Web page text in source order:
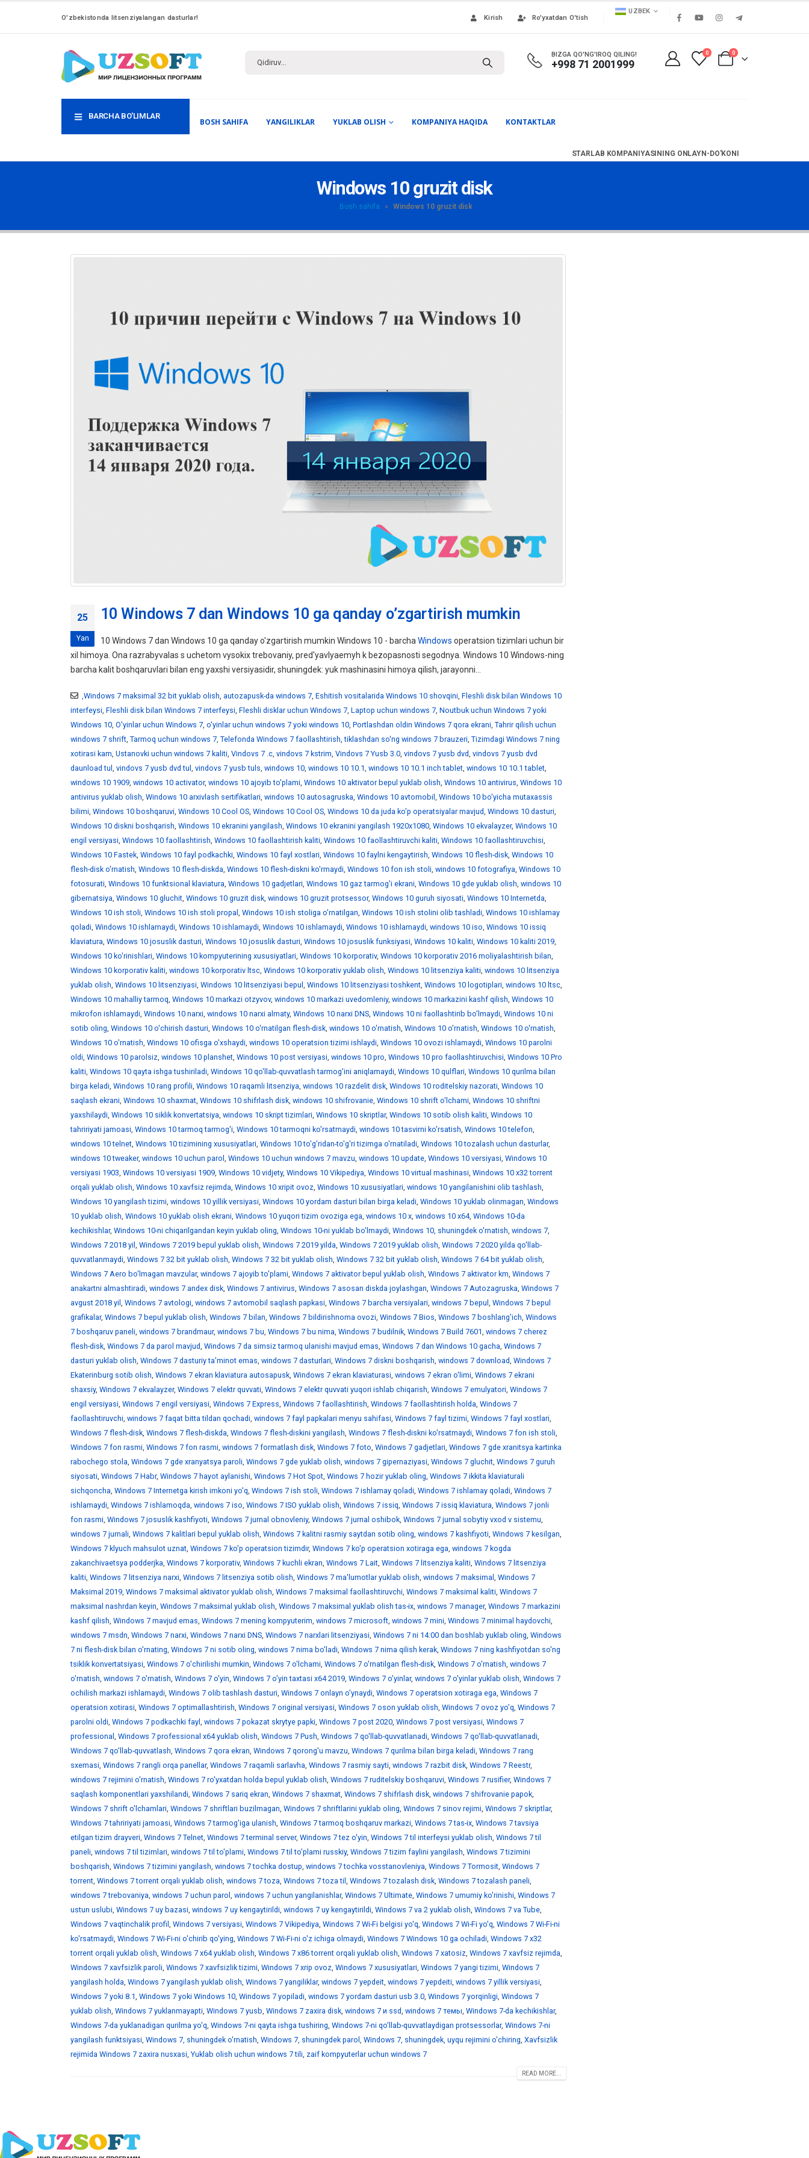
O'zbekistonda litsenziyalangan dasturlar! Kirish Ro'yxatdan O'tish
UZBEK
BIZGA QO'NG'IROQ QILING!
+998 71 2001999
0 0
BARCHA BO'LIMLAR
BOSH SAHIFA YANGILIKLAR YUKLAB OLISH KOMPANIYA HAQIDA KONTAKTLAR
STARLAB KOMPANIYASINING ONLAYN-DO'KONI
Windows 10 gruzit disk
Bosh sahifa » Windows 10 gruzit disk
25
Yan
10 Windows 7 dan Windows 10 ga qanday o’zgartirish mumkin
10 Windows 7 dan Windows 10 ga qanday o'zgartirish mumkin Windows 10 - barcha Windows operatsion tizimlari uchun bir
xil himoya. Ona razrabyvalas s uchetom vysokix trebovaniy, pred'yavlyaemyh k bezopasnosti segodnya. Windows 10 Windows-ning
barcha kalit boshqaruvlari bilan eng yaxshi versiyasidir, shuningdek: yuk mashinasini himoya qilish, jarayonni...
,Windows 7 maksimal 32 bit yuklab olish, autozapusk-da windows 7, Eshitish vositalarida Windows 10 shovqini, Fleshli disk bilan Windows 10
interfeysi, Fleshli disk bilan Windows 7 interfeysi, Fleshli disklar uchun Windows 7, Laptop uchun windows 7, Noutbuk uchun Windows 7 yoki
Windows 10, O'yinlar uchun Windows 7, o'yinlar uchun windows 7 yoki windows 10, Portlashdan oldin Windows 7 qora ekrani, Tahrir qilish uchun
windows 7 shrift, Tarmoq uchun windows 7, Telefonda Windows 7 faollashtirish,tiklashdan so'ng windows 7 brauzeri, Tizimdagi Windows 7 ning
xotirasi kam, Ustanovki uchun windows 7 kaliti, Vindovs 7 .c, vindovs 7 kstrim, Vindovs 7 Yusb 3.0, vindovs 7 yusb dvd, vindovs 7 yusb dvd
daunload tul , vindovs 7 yusb dvd tul , vindovs 7 yusb tuls, windows 10, windows 10 10.1, windows 10 10.1 inch tablet, windows 10 10.1 tablet,
windows 10 1909, windows 10 activator, windows 10 ajoyib to'plami, Windows 10 aktivator bepul yuklab olish, Windows 10 antivirus, Windows 10
antivirus yuklab olish, Windows 10 arxivlash sertifikatlari, windows 10 autosagruska, Windows 10 avtomobil , Windows 10 bo'yicha mutaxassis
bilimi, Windows 10 boshqaruvi, Windows 10 Cool OS, Windows 10 Cool OS, Windows 10 da juda ko'p operatsiyalar mavjud, Windows 10 dasturi,
Windows 10 diskni boshqarish, Windows 10 ekranini yangilash, Windows 10 ekranini yangilash 1920x1080, Windows 10 ekvalayzer, Windows 10
engil versiyasi, Windows 10 faollashtirish, Windows 10 faollashtirish kaliti, Windows 10 faollashtiruvchi kaliti, Windows 10 faollashtiruvchisi,
Windows 10 Fastek, Windows 10 fayl podkachki, Windows 10 fayl xostlari, Windows 10 faylni kengaytirish, Windows 10 flesh-disk, Windows 10
flesh-disk o'rnatish, Windows 10 flesh-diskda, Windows 10 flesh-diskni ko'rmaydi, Windows 10 fon ish stoli, windows 10 fotografiya, Windows 10
fotosurati, Windows 10 funktsional klaviatura, Windows 10 gadjetlari, Windows 10 gaz tarmog'i ekrani, Windows 10 gde yuklab olish, windows 10
gibernatsiya, Windows 10 gluchit, Windows 10 gruzit disk, windows 10 gruzit protsessor, Windows 10 guruh siyosati, Windows 10 Internetda,
Windows 10 ish stoli, Windows 10 ish stoli propal , Windows 10 ish stoliga o'rnatilgan, Windows 10 ish stolini olib tashladi, Windows 10 ishlamay
qoladi, Windows 10 ishlamaydi, Windows 10 ishlamaydi, Windows 10 ishlamaydi, Windows 10 ishlamaydi, windows 10 iso, Windows 10 issiq
klaviatura, Windows 10 josuslik dasturi, Windows 10 josuslik dasturi, Windows 10 josuslik funksiyasi, Windows 10 kaliti, Windows 10 kaliti 2019,
Windows 10 ko'rinishlari, Windows 10 kompyuterining xususiyatlari, Windows 10 korporativ, Windows 10 korporativ 2016 moliyalashtirish bilan,
Windows 10 korporativ kaliti, windows 10 korporativ ltsc, Windows 10 korporativ yuklab olish, Windows 10 litsenziya kaliti, windows 10 litsenziya
yuklab olish, Windows 10 litsenziyasi, Windows 10 litsenziyasi bepul , Windows 10 litsenziyasi toshkent, Windows 10 logotiplari, windows 10 ltsc,
Windows 10 mahalliy tarmoq, Windows 10 markazi otzyvov, windows 10 markazi uvedomleniy, windows 10 markazini kashf qilish, Windows 10
mikrofon ishlamaydi, Windows 10 narxi, windows 10 narxi almaty, Windows 10 narxi DNS, Windows 10 ni faollashtirib bo'lmaydi, Windows 10 ni
sotib oling, Windows 10 o'chirish dasturi, Windows 10 o'rnatilgan flesh-disk, windows 10 o'rnatish, Windows 10 o'rnatish, Windows 10 o'rnatish,
Windows 10 o'rnatish, Windows 10 ofisga o'xshaydi, windows 10 operatsion tizimi ishlaydi, Windows 10 ovozi ishlamaydi, Windows 10 parolni
oldi, Windows 10 parolsiz, windows 10 planshet, Windows 10 post versiyasi, windows 10 pro, Windows 10 pro faollashtiruvchisi, Windows 10 Pro
kaliti, Windows 10 qayta ishga tushiriladi, Windows 10 qo'llab-quvvatlash tarmog'ini aniqlamaydi, Windows 10 qulflari, Windows 10 qurilma bilan
birga keladi, Windows 10 rang profili, Windows 10 raqamli litsenziya, windows 10 razdelit disk, Windows 10 roditelskiy nazorati, Windows 10
saqlash ekrani, Windows 10 shaxmat, Windows 10 shifrlash disk, windows 10 shifrovanie, Windows 10 shrift o'lchami, Windows 10 shriftni
yaxshilaydi, Windows 10 siklik konvertatsiya, windows 10 skript tizimlari, Windows 10 skriptlar, Windows 10 sotib olish kaliti, Windows 10
tahririyati jamoasi, Windows 10 tarmoq tarmog'i, Windows 10 tarmoqni ko'rsatmaydi, windows 10 tasvirni ko'rsatish, Windows 10 telefon,
windows 10 telnet, Windows 10 tizimining xususiyatlari, Windows 10 to'g'ridan-to'g'ri tizimga o'rnatiladi, Windows 10 tozalash uchun dasturlar,
windows 10 tweaker, windows 10 uchun parol , Windows 10 uchun windows 7 mavzu, windows 10 update, Windows 10 versiyasi, Windows 10
versiyasi 1903, Windows 10 versiyasi 1909, Windows 10 vidjety, Windows 10 Vikipediya, Windows 10 virtual mashinasi, Windows 10 x32 torrent
orqali yuklab olish, Windows 10 xavfsiz rejimda, Windows 10 xripit ovoz, Windows 10 xususiyatlari, windows 10 yangilanishini olib tashlash,
Windows 10 yangilash tizimi, windows 10 yillik versiyasi, Windows 10 yordam dasturi bilan birga keladi, Windows 10 yuklab olinmagan, Windows
10 yuklab olish, Windows 10 yuklab olish ekrani, Windows 10 yuqori tizim ovoziga ega, windows 10 х, windows 10 х64, Windows 10-da
kechikishlar, Windows 10-ni chiqarilgandan keyin yuklab oling, Windows 10-ni yuklab bo'lmaydi, Windows 10, shuningdek o'rnatish, windows 7,
Windows 7 2018 yil , Windows 7 2019 bepul yuklab olish, Windows 7 2019 yilda, Windows 7 2019 yuklab olish, Windows 7 2020 yilda qo'llab-
quvvatlanmaydi, Windows 7 32 bit yuklab olish, Windows 7 32 bit yuklab olish, Windows 7 32 bit yuklab olish, Windows 7 64 bit yuklab olish,
Windows 7 Aero bo'lmagan mavzular, windows 7 ajoyib to'plami, Windows 7 aktivator bepul yuklab olish, Windows 7 aktivator km, Windows 7
anakartni almashtiradi, windows 7 andex disk, Windows 7 antivirus, Windows 7 asosan diskda joylashgan, Windows 7 Autozagruska, Windows 7
avgust 2018 yil , Windows 7 avtologi, windows 7 avtomobil saqlash papkasi, Windows 7 barcha versiyalari, windows 7 bepul , Windows 7 bepul
grafikalar, Windows 7 bepul yuklab olish, Windows 7 bilan, Windows 7 bildirishnoma ovozi, Windows 7 Bios, Windows 7 boshlang'ich, Windows
7 boshqaruv paneli, windows 7 brandmaur, windows 7 bu, Windows 7 bu nima, Windows 7 budilnik, Windows 7 Build 7601, windows 7 cherez
flesh-disk, Windows 7 da parol mavjud, Windows 7 da simsiz tarmoq ulanishi mavjud emas, Windows 7 dan Windows 10 gacha, Windows 7
dasturi yuklab olish, Windows 7 dasturiy ta'minot emas, windows 7 dasturlari, Windows 7 diskni boshqarish, windows 7 download, Windows 7
Ekaterinburg sotib olish, Windows 7 ekran klaviatura autosapusk, Windows 7 ekran klaviaturasi, windows 7 ekran o'limi, Windows 7 ekrani
shaxsiy, Windows 7 ekvalayzer, Windows 7 elektr quvvati, Windows 7 elektr quvvati yuqori ishlab chiqarish, Windows 7 emulyatori, Windows 7
engil versiyasi, Windows 7 engil versiyasi, Windows 7 Express, Windows 7 faollashtirish, Windows 7 faollashtirish holda, Windows 7
faollashtiruvchi, windows 7 faqat bitta tildan qochadi, windows 7 fayl papkalari menyu sahifasi, Windows 7 fayl tizimi, Windows 7 fayl xostlari,
Windows 7 flesh-disk, Windows 7 flesh-diskda, Windows 7 flesh-diskini yangilash, Windows 7 flesh-diskni ko'rsatmaydi, Windows 7 fon ish stoli,
Windows 7 fon rasmi, Windows 7 fon rasmi, windows 7 formatlash disk, Windows 7 foto, Windows 7 gadjetlari, Windows 7 gde xranitsya kartinka
rabochego stola, Windows 7 gde xranyatsya paroli, Windows 7 gde yuklab olish, windows 7 gipernaziyasi, Windows 7 gluchit, Windows 7 guruh
siyosati, Windows 7 Habr, Windows 7 hayot aylanishi, Windows 7 Hot Spot, Windows 7 hozir yuklab oling, Windows 7 ikkita klaviaturali
sichqoncha, Windows 7 Internetga kirish imkoni yo'q, Windows 7 ish stoli, Windows 7 ishlamay qoladi, Windows 7 ishlamay qoladi, Windows 7
ishlamaydi, Windows 7 ishlamoqda, windows 7 iso, Windows 7 ISO yuklab olish, Windows 7 issiq, Windows 7 issiq klaviatura, Windows 7 jonli
fon rasmi, Windows 7 josuslik kashfiyoti, Windows 7 jurnal obnovleniy, Windows 7 jurnal oshibok, Windows 7 jurnal sobytiy vxod v sistemu,
windows 7 jurnali, Windows 7 kalitlari bepul yuklab olish, Windows 7 kalitni rasmiy saytdan sotib oling, windows 7 kashfiyoti, Windows 7 kesilgan,
Windows 7 klyuch mahsulot uznat, Windows 7 ko'p operatsion tizimdir, Windows 7 ko'p operatsion xotiraga ega, windows 7 kogda
zakanchivaetsya podderjka, Windows 7 korporativ, Windows 7 kuchli ekran, Windows 7 Lait, Windows 7 litsenziya kaliti, Windows 7 litsenziya
kaliti, Windows 7 litsenziya narxi, Windows 7 litsenziya sotib olish, Windows 7 ma'lumotlar yuklab olish, windows 7 maksimal , Windows 7
Maksimal 2019, Windows 7 maksimal aktivator yuklab olish, Windows 7 maksimal faollashtiruvchi, Windows 7 maksimal kaliti, Windows 7
maksimal nashrdan keyin, Windows 7 maksimal yuklab olish, Windows 7 maksimal yuklab olish tas-ix, windows 7 manager, Windows 7 markazini
kashf qilish, Windows 7 mavjud emas, Windows 7 mening kompyuterim, windows 7 microsoft, windows 7 mini, Windows 7 minimal haydovchi,
windows 7 msdn, Windows 7 narxi, Windows 7 narxi DNS, Windows 7 narxlari litsenziyasi, Windows 7 ni 14:00 dan boshlab yuklab oling, Windows
7 ni flesh-disk bilan o'rnating, Windows 7 ni sotib oling, windows 7 nima bo'ladi, Windows 7 nima qilish kerak, Windows 7 ning kashfiyotdan so'ng
tsiklik konvertatsiyasi, Windows 7 o'chirilishi mumkin, Windows 7 o'lchami, Windows 7 o'rnatilgan flesh-disk, Windows 7 o'rnatish, windows 7
o'rnatish, windows 7 o'rnatish, Windows 7 o'yin, Windows 7 o'yin taxtasi x64 2019, Windows 7 o'yinlar, windows 7 o'yinlar yuklab olish, Windows 7
ochilish markazi ishlamaydi, Windows 7 olib tashlash dasturi, Windows 7 onlayn o'ynaydi, Windows 7 operatsion xotiraga ega, Windows 7
operatsion xotirasi, Windows 7 optimallashtirish, Windows 7 original versiyasi, Windows 7 oson yuklab olish, Windows 7 ovoz yo'q, Windows 7
parolni oldi, Windows 7 podkachki fayl , windows 7 pokazat skrytye papki, Windows 7 post 2020, Windows 7 post versiyasi, Windows 7
professional , Windows 7 professional x64 yuklab olish, Windows 7 Push, Windows 7 qo'llab-quvvatlanadi, Windows 7 qo'llab-quvvatlanadi,
Windows 7 qo'llab-quvvatlash, Windows 7 qora ekran, Windows 7 qorong'u mavzu, Windows 7 qurilma bilan birga keladi, Windows 7 rang
sxemasi, Windows 7 rangli orqa panellar, Windows 7 raqamli sarlavha, Windows 7 rasmiy sayti, windows 7 razbit disk, Windows 7 Reestr,
windows 7 rejimini o'rnatish, Windows 7 ro'yxatdan holda bepul yuklab olish, Windows 7 ruditelskiy boshqaruvi, Windows 7 rusifier, Windows 7
saqlash komponentlari yaxshilandi, Windows 7 sariq ekran, Windows 7 shaxmat, Windows 7 shifrlash disk, windows 7 shifrovanie papok,
Windows 7 shrift o'lchamlari, Windows 7 shriftlari buzilmagan, Windows 7 shriftlarini yuklab oling, Windows 7 sinov rejimi, Windows 7 skriptlar,
Windows 7 tahririyati jamoasi, Windows 7 tarmog'iga ulanish, Windows 7 tarmoq boshqaruv markazi, Windows 7 tas-ix, Windows 7 tavsiya
etilgan tizim drayveri, Windows 7 Telnet, Windows 7 terminal server, Windows 7 tez o'yin, Windows 7 til interfeysi yuklab olish, Windows 7 til
paneli, windows 7 til tizimlari, windows 7 til to'plami, Windows 7 til to'plami russkiy, Windows 7 tizim faylini yangilash, Windows 7 tizimini
boshqarish, Windows 7 tizimini yangilash, windows 7 tochka dostup, windows 7 tochka vosstanovleniya, Windows 7 Tormosit, Windows 7
torrent, Windows 7 torrent orqali yuklab olish, windows 7 toza, Windows 7 toza til , Windows 7 tozalash disk, Windows 7 tozalash paneli,
windows 7 trebovaniya, windows 7 uchun parol , windows 7 uchun yangilanishlar, Windows 7 Ultimate, Windows 7 umumiy ko'rinishi, Windows 7
ustun uslubi, Windows 7 uy bazasi, windows 7 uy kengaytirildi, windows 7 uy kengaytirildi, Windows 7 va 2 yuklab olish, Windows 7 va Tube,
Windows 7 vaqtinchalik profil , Windows 7 versiyasi, Windows 7 Vikipediya, Windows 7 Wi-Fi belgisi yo'q, Windows 7 Wi-Fi yo'q, Windows 7 Wi-Fi-ni
ko'rsatmaydi, Windows 7 Wi-Fi-ni o'chirib qo'ying, Windows 7 Wi-Fi-ni o'z ichiga olmaydi, Windows 7 Windows 10 ga ochiladi, Windows 7 x32
torrent orqali yuklab olish, Windows 7 x64 yuklab olish, Windows 7 x86 torrent orqali yuklab olish, Windows 7 xatosiz, Windows 7 xavfsiz rejimda,
Windows 7 xavfsizlik paroli, Windows 7 xavfsizlik tizimi, Windows 7 xrip ovoz, Windows 7 xususiyatlari, Windows 7 yangi tizimi, Windows 7
yangilash holda, Windows 7 yangilash yuklab olish, Windows 7 yangiliklar, windows 7 yepdeit, windows 7 yepdeiti, windows 7 yillik versiyasi,
Windows 7 yoki 8.1, Windows 7 yoki Windows 10, Windows 7 yopiladi, windows 7 yordam dasturi usb 3.0, Windows 7 yorqinligi, Windows 7
yuklab olish, Windows 7 yuklanmayapti, Windows 7 yusb, Windows 7 zaxira disk, windows 7 и ssd, windows 7 темы, Windows 7-da kechikishlar,
Windows 7-da yuklanadigan qurilma yo'q, Windows 7-ni qayta ishga tushiring, Windows 7-ni qo'llab-quvvatlaydigan protsessorlar, Windows 7-ni
yangilash funktsiyasi, Windows 7, shuningdek o'rnatish, Windows 7, shuningdek parol , Windows 7, shuningdek, uyqu rejimini o'chiring, Xavfsizlik
rejimida Windows 7 zaxira nusxasi, Yuklab olish uchun windows 7 tili, zaif kompyuterlar uchun windows 7
READ MORE...